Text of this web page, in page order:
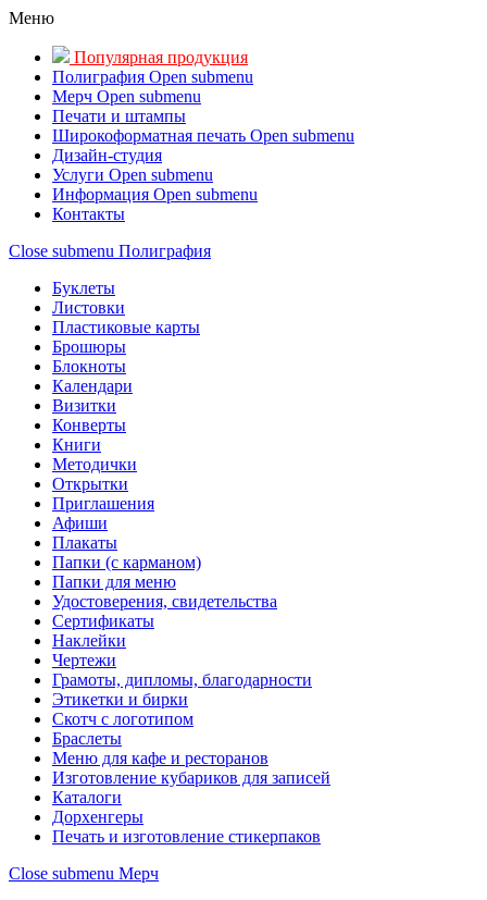
Меню
Популярная продукция
Полиграфия Open submenu
Мерч Open submenu
Печати и штампы
Широкоформатная печать Open submenu
Дизайн-студия
Услуги Open submenu
Информация Open submenu
Контакты
Close submenu Полиграфия
Буклеты
Листовки
Пластиковые карты
Брошюры
Блокноты
Календари
Визитки
Конверты
Книги
Методички
Открытки
Приглашения
Афиши
Плакаты
Папки (с карманом)
Папки для меню
Удостоверения, свидетельства
Сертификаты
Наклейки
Чертежи
Грамоты, дипломы, благодарности
Этикетки и бирки
Скотч с логотипом
Браслеты
Меню для кафе и ресторанов
Изготовление кубариков для записей
Каталоги
Дорхенгеры
Печать и изготовление стикерпаков
Close submenu Мерч